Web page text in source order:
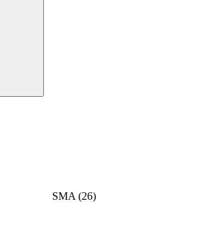
SMA (26)